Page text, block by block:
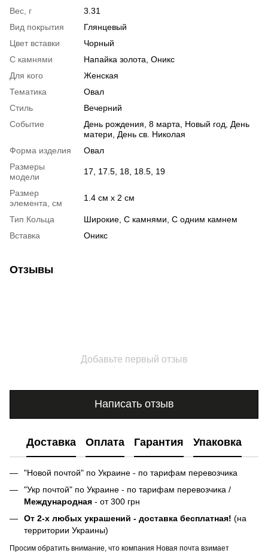
Вес, г
3.31
Вид покрытия
Глянцевый
Цвет вставки
Чорный
С камнями
Напайка золота, Оникс
Для кого
Женская
Тематика
Овал
Стиль
Вечерний
Событие
День рождения, 8 марта, Новый год, День
матери, День св. Николая
Форма изделия
Овал
Размеры
модели
17, 17.5, 18, 18.5, 19
Размер
элемента, см
1.4 см х 2 см
Тип Кольца
Широкие, С камнями, С одним камнем
Вставка
Оникс
Отзывы
Добавьте первый отзыв
Написать отзыв
Доставка Оплата Гарантия Упаковка
"Новой почтой" по Украине - по тарифам перевозчика
"Укр почтой" по Украине - по тарифам перевозчика /
Международная - от 300 грн
От 2-х любых украшений - доставка бесплатная! (на
территории Украины)
Просим обратить внимание, что компания Новая почта взимает